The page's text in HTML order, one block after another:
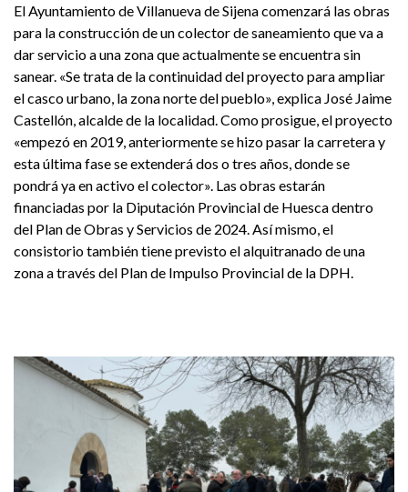
El Ayuntamiento de Villanueva de Sijena comenzará las obras
para la construcción de un colector de saneamiento que va a
dar servicio a una zona que actualmente se encuentra sin
sanear. «Se trata de la continuidad del proyecto para ampliar
el casco urbano, la zona norte del pueblo», explica José Jaime
Castellón, alcalde de la localidad. Como prosigue, el proyecto
«empezó en 2019, anteriormente se hizo pasar la carretera y
esta última fase se extenderá dos o tres años, donde se
pondrá ya en activo el colector». Las obras estarán
financiadas por la Diputación Provincial de Huesca dentro
del Plan de Obras y Servicios de 2024. Así mismo, el
consistorio también tiene previsto el alquitranado de una
zona a través del Plan de Impulso Provincial de la DPH.